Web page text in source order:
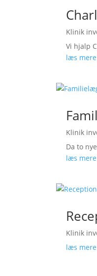
Klinik
Vi hjalp
læs mere
Klinik
Da to
læs mere
Klinik
læs mere